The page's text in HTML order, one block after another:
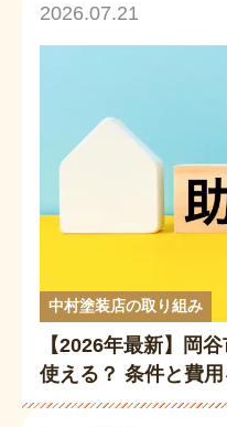
2026.07.21
中村塗装店の取り組み
【2026年最新】岡
使える？ 条件と費